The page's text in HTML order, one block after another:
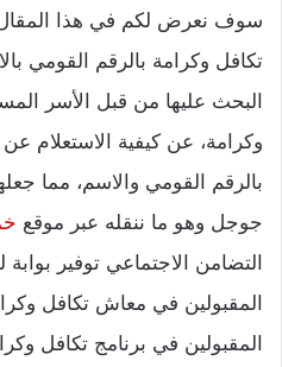
سوف نعرض لكم في هذا المقال
تكافل وكرامة بالرقم القومي
البحث عليها من قبل الأسر
وكرامة، عن كيفية الاستعلام
بالرقم القومي والاسم، مما
جوجل وهو ما ننقله عبر موقع
التضامن الاجتماعي توفير
المقبولين في معاش تكافل
المقبولين في برنامج تكافل